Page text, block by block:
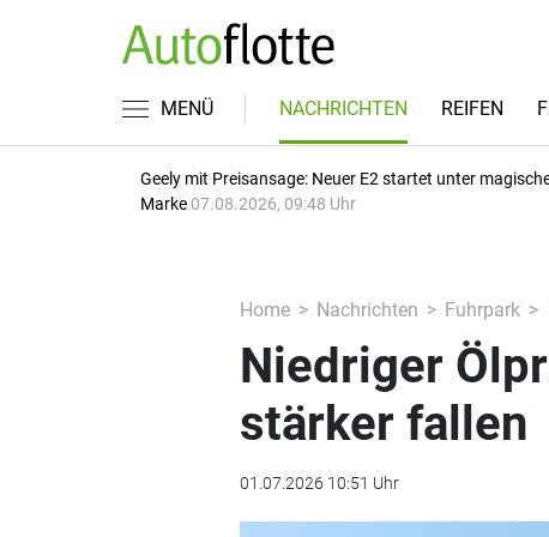
MENÜ NACHRICHTEN REIFEN
Geely mit Preisansage: Neuer E2 startet unter
Marke 07.08.2026, 09:48 Uhr
Home Nachrichten Fuhrpark
Niedriger
stärker fallen
01.07.2026 10:51 Uhr